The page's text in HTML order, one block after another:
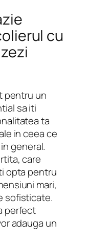
cu
pentru un
sa iti
ta
in ceea ce
general.
care
opta pentru
mari,
sofisticate.
perfect
adauga un